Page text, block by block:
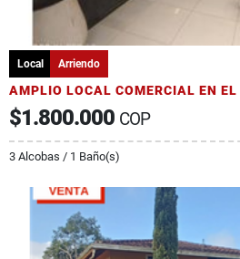
Local Arriendo
AMPLIO LOCAL COMERCIAL EN EL
$1.800.000 COP
3 Alcobas / 1 Baño(s)